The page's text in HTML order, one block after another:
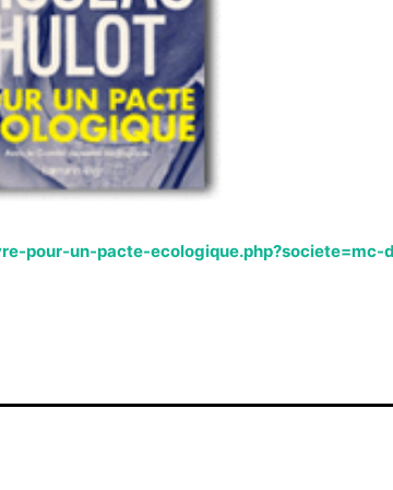
pour-un-pacte-ecologique.php?societe=mc-